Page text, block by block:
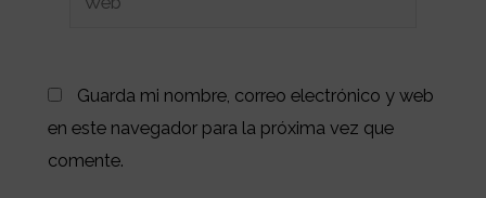
Guarda mi nombre, correo electrónico y web
en este navegador para la próxima vez que
comente.